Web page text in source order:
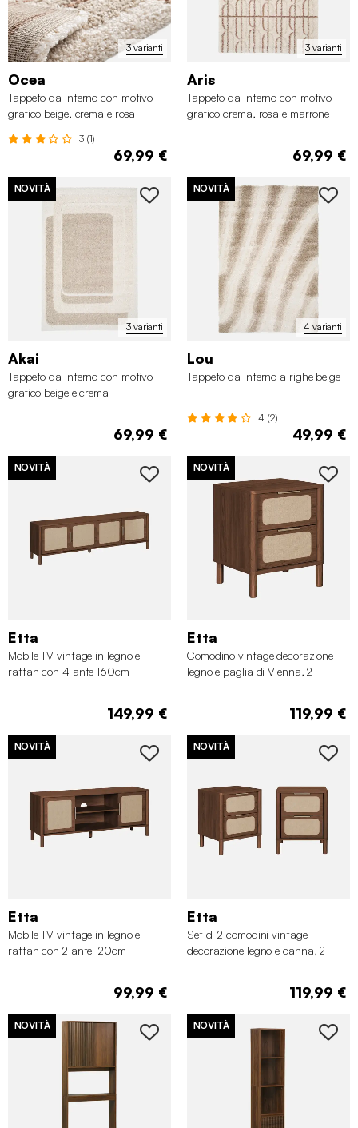
3 varianti
Ocea
Tappeto da interno con motivo
grafico beige, crema e rosa
3 (1)
69,99 €
3 varianti
Aris
Tappeto da interno con motivo
grafico crema, rosa e marrone
69,99 €
3 varianti
NOVITÀ
Akai
Tappeto da interno con motivo
grafico beige e crema
69,99 €
4 varianti
NOVITÀ
Lou
Tappeto da interno a righe beige
4 (2)
49,99 €
NOVITÀ
Etta
Mobile TV vintage in legno e
rattan con 4 ante 160cm
149,99 €
NOVITÀ
Etta
Comodino vintage decorazione
legno e paglia di Vienna, 2
119,99 €
NOVITÀ
Etta
Mobile TV vintage in legno e
rattan con 2 ante 120cm
99,99 €
NOVITÀ
Etta
Set di 2 comodini vintage
decorazione legno e canna, 2
119,99 €
NOVITÀ NOVITÀ